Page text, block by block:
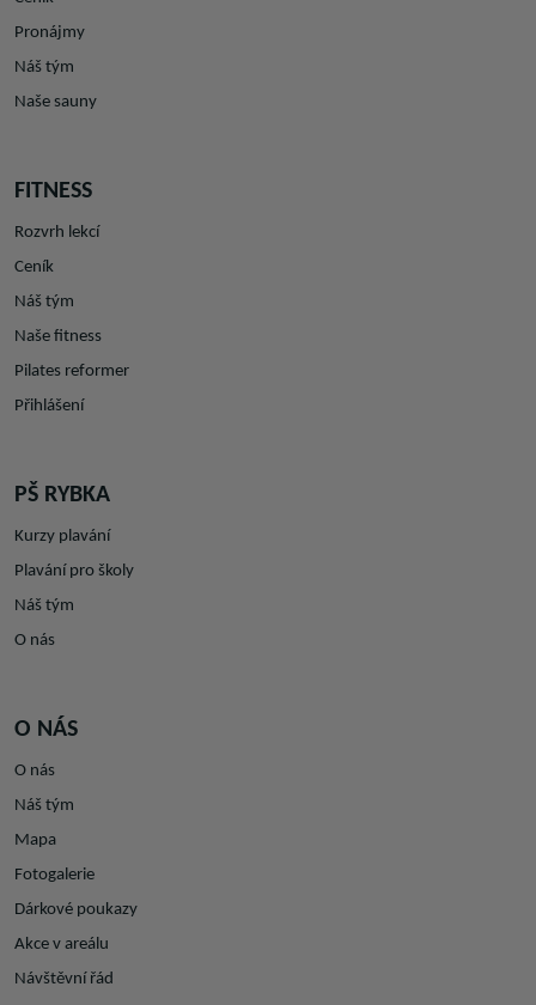
Pronájmy
Náš tým
Naše sauny
FITNESS
Rozvrh lekcí
Ceník
Náš tým
Naše fitness
Pilates reformer
Přihlášení
PŠ RYBKA
Kurzy plavání
Plavání pro školy
Náš tým
O nás
O NÁS
O nás
Náš tým
Mapa
Fotogalerie
Dárkové poukazy
Akce v areálu
Návštěvní řád